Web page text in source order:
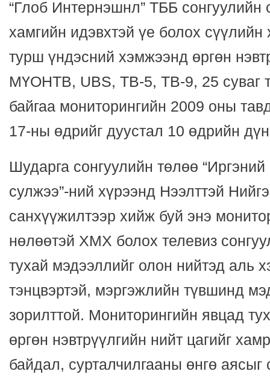
“Глоб Интернэшнл” ТББ сонгуулийн
хамгийн идэвхтэй үе болох сүүлийн
турш үндэсний хэмжээнд өргөн
МҮОНТВ, UBS, ТВ-5, ТВ-9, 25 суваг
байгаа мониторингийн 2009 оны
17-ны өдрийг дуустал 10 өдрийн
Шударга сонгуулийн төлөө
сулжээ”-ний хүрээнд Нээлттэй
санхүүжилтээр хийж буй энэ
нөлөөтэй ХМХ болох телевиз
тухай мэдээллийг олон нийтэд аль
тэнцвэртэй, мэргэжлийн түвшинд
зорилттой. Мониторингийн явцад
өргөн нэвтрүүлгийн нийт цагийг
байдал, сурталчилгааны өнгө аясыг